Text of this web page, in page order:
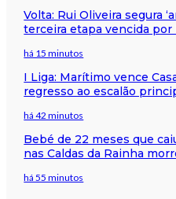
Volta: Rui Oliveira segura
terceira etapa vencida por
há 15 minutos
I Liga: Marítimo vence
regresso ao escalão
há 42 minutos
Bebé de 22 meses que
nas Caldas da Rainha
há 55 minutos